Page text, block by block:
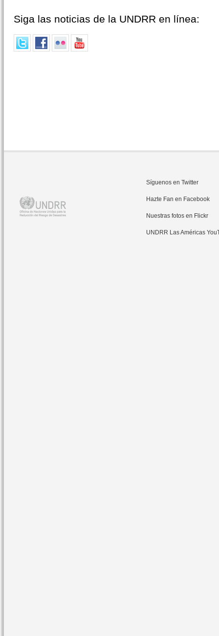
Siga las noticias de la UNDRR en línea:
Síguenos en Twitter
Hazte Fan en Facebook
Nuestras fotos en Flickr
UNDRR Las Américas